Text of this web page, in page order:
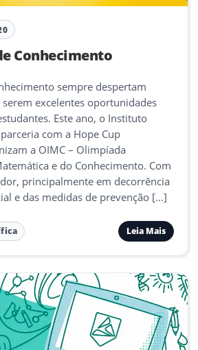
Conhecimento
sempre despertam
excelentes oportunidades
Este ano, o Instituto
com a Hope Cup
a OIMC – Olimpíada
e do Conhecimento. Com
principalmente em decorrência
e das medidas de prevenção […]
Leia Mais